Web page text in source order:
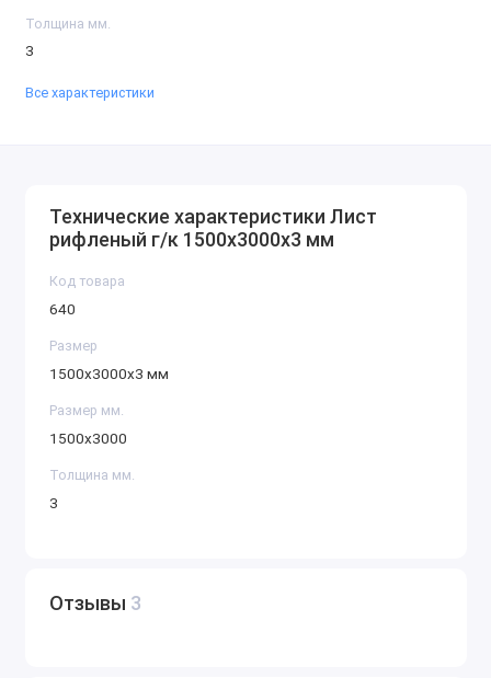
Толщина мм.
3
Все характеристики
Технические характеристики Лист
рифленый г/к 1500х3000х3 мм
Код товара
640
Размер
1500х3000х3 мм
Размер мм.
1500х3000
Толщина мм.
3
Отзывы 3